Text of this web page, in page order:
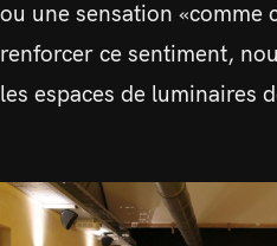
ou une sensation «comme
renforcer ce sentiment,
les espaces de luminaires